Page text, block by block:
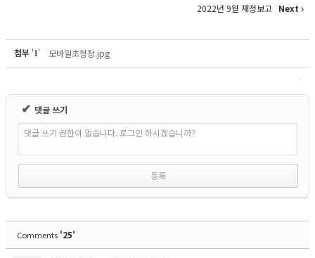
2022년 9월 재정보고
Next
첨부 '1' 모바일초청장.jpg
✔ 댓글 쓰기
댓글 쓰기 권한이 없습니다. 로그인 하시겠습니까?
Comments '25'